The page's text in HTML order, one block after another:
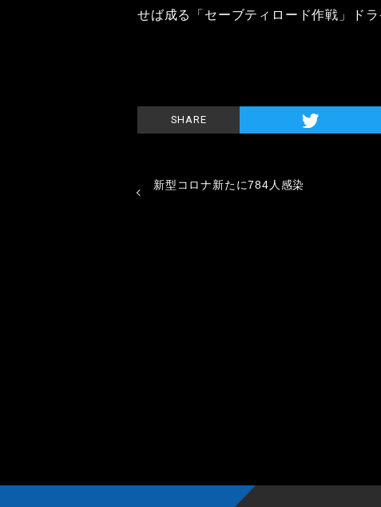
せば成る「セーブティロード作戦」ド
SHARE
新型コロナ新たに784人感染